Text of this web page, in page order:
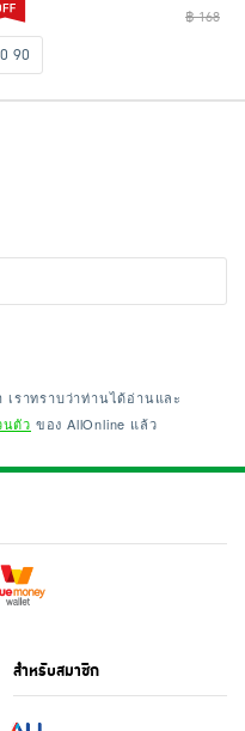
฿ 168
90
เราทราบว่าท่านได้อ่านและ
นตัว ของ AllOnline แล้ว
สำหรับสมาชิก